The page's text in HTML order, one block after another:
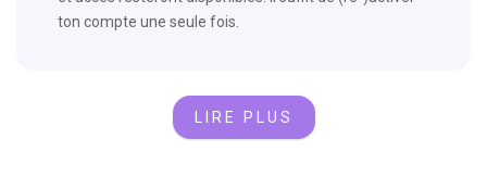
ton compte une seule fois.
LIRE PLUS